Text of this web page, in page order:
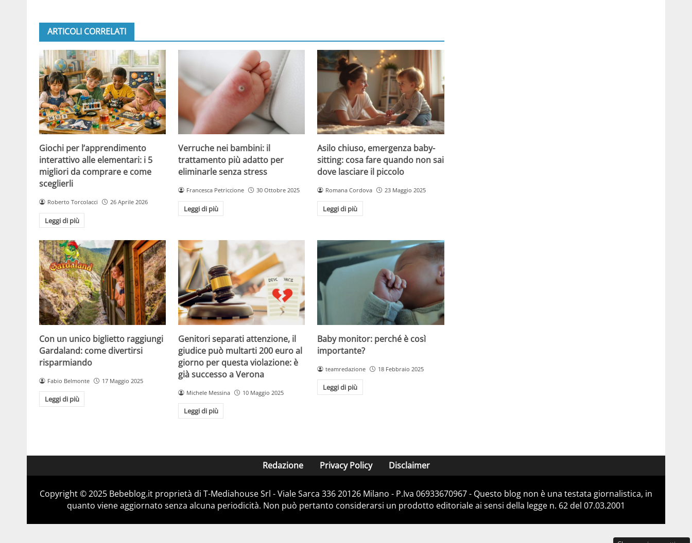
ARTICOLI CORRELATI
Giochi per l’apprendimento
interattivo alle elementari: i 5
migliori da comprare e come
sceglierli
Roberto Torcolacci 26 Aprile 2026
Leggi di più
Verruche nei bambini: il
trattamento più adatto per
eliminarle senza stress
Francesca Petriccione 30 Ottobre 2025
Leggi di più
Asilo chiuso, emergenza baby-
sitting: cosa fare quando non sai
dove lasciare il piccolo
Romana Cordova 23 Maggio 2025
Leggi di più
Con un unico biglietto raggiungi
Gardaland: come divertirsi
risparmiando
Fabio Belmonte 17 Maggio 2025
Leggi di più
Genitori separati attenzione, il
giudice può multarti 200 euro al
giorno per questa violazione: è
già successo a Verona
Michele Messina 10 Maggio 2025
Leggi di più
Baby monitor: perché è così
importante?
teamredazione 18 Febbraio 2025
Leggi di più
Redazione Privacy Policy Disclaimer
Copyright © 2025 Bebeblog.it proprietà di T-Mediahouse Srl - Viale Sarca 336 20126 Milano - P.Iva 06933670967 - Questo blog non è una testata giornalistica, in
quanto viene aggiornato senza alcuna periodicità. Non può pertanto considerarsi un prodotto editoriale ai sensi della legge n. 62 del 07.03.2001